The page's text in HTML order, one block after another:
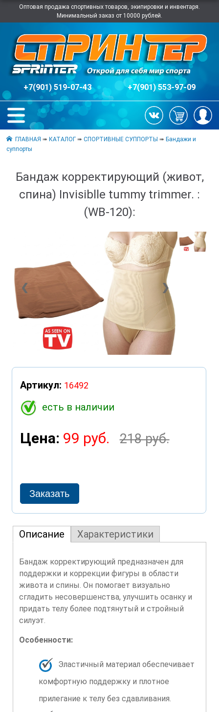
Оптовая продажа спортивных товаров, экипировки и инвентаря.
Минимальный заказ от 10000 рублей.
+7(901) 519-07-43 +7(901) 553-97-09
ГЛАВНАЯ ➠КАТАЛОГ ➠СПОРТИВНЫЕ СУППОРТЫ ➠Бандажи и
суппорты
Бандаж корректирующий (живот,
спина) Invisiblle tummy trimmer. :
(WB-120):
❮ ❯
Артикул: 16492
есть в наличии
Цена: 99 руб. 218 руб.
Описание Характеристики
Бандаж корректирующий предназначен для
поддержки и коррекции фигуры в области
живота и спины. Он помогает визуально
сгладить несовершенства, улучшить осанку и
придать телу более подтянутый и стройный
силуэт.
Особенности:
Эластичный материал обеспечивает
комфортную поддержку и плотное
прилегание к телу без сдавливания.